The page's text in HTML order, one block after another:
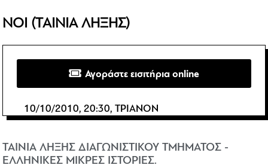
ΝΟΙ (ΤΑΙΝΙΑ ΛΗΞΗΣ)
Αγοράστε εισιτήρια online
10/10/2010, 20:30, ΤΡΙΑΝΟΝ
ΤΑΙΝΙΑ ΛΗΞΗΣ ΔΙΑΓΩΝΙΣΤΙΚΟΥ ΤΜΗΜΑΤΟΣ -
ΕΛΛΗΝΙΚΕΣ ΜΙΚΡΕΣ ΙΣΤΟΡΙΕΣ.